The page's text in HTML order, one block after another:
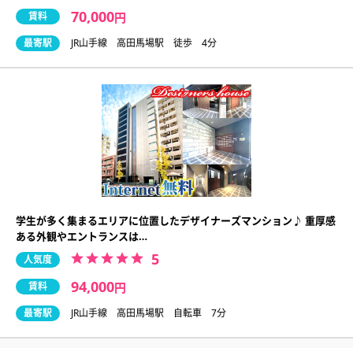
賃料 70,000円
最寄駅 JR山手線 高田馬場駅 徒歩 4分
学生が多く集まるエリアに位置したデザイナーズマンション♪ 重厚感
ある外観やエントランスは…
人気度 5
賃料 94,000円
最寄駅 JR山手線 高田馬場駅 自転車 7分